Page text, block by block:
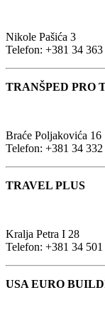
Nikole Pašića 3
Telefon: +381 34 363
TRANŠPED PRO
Braće Poljakovića 16
Telefon: +381 34 332
TRAVEL PLUS
Kralja Petra I 28
Telefon: +381 34 501
USA EURO